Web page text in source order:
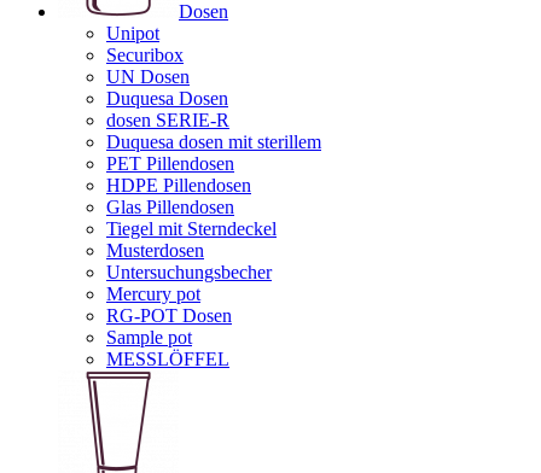
Dosen
Unipot
Securibox
UN Dosen
Duquesa Dosen
dosen SERIE-R
Duquesa dosen mit sterillem
PET Pillendosen
HDPE Pillendosen
Glas Pillendosen
Tiegel mit Sterndeckel
Musterdosen
Untersuchungsbecher
Mercury pot
RG-POT Dosen
Sample pot
MESSLÖFFEL